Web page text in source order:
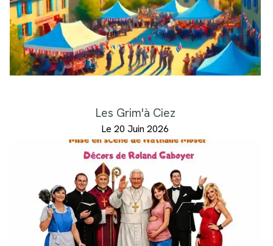
Les Grim'à Ciez
Le 20 Juin 2026